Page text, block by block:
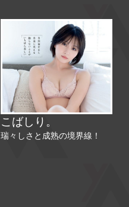
こばしり。
瑞々しさと成熟の境界線！